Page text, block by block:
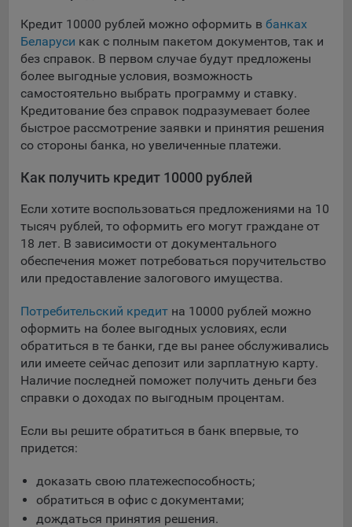
используется для обеспечения корректной работы сайта.
Компании, которой мы поручаем обработку данных для
данной цели:
Сервис хранения информации, предоставляемый
компанией, согласно договора аренды ООО «Рэкун
Рекламные Cookie
Отключение рекламных cookie-файлы не позволит
принимать меры по совершенствованию работы
Сайта, исходя из предпочтений пользователя, а также
осуществлять подбор рекламы, иных рекламных
материалов по наиболее актуальному, подходящему
назначению для каждого конкретного пользователя.
Компании, которым мы поручаем обработку данных для
данной цели:
Яндекса рекламная сеть (Yandex Mobile Ads, ADFOX) -
сервис показа контекстной рекламы. Адрес: Yandex
Europe AG, Werftestrasse 4, CH-6005 Luzern, Switzerland.
предоставляемый компанией Google Ireland Ltd, Gordon
House Barrow Street Dublin 4, D04E5W5 Ireland.
Сохранить мои изменения
Кредит 10000 рублей можно оформить в банках
Беларуси как с полным пакетом документов, так и
без справок. В первом случае будут предложены
более выгодные условия, возможность
самостоятельно выбрать программу и ставку.
Кредитование без справок подразумевает более
быстрое рассмотрение заявки и принятия решения
со стороны банка, но увеличенные платежи.
Как получить кредит 10000 рублей
Если хотите воспользоваться предложениями на 10
тысяч рублей, то оформить его могут граждане от
18 лет. В зависимости от документального
обеспечения может потребоваться поручительство
или предоставление залогового имущества.
Потребительский кредит на 10000 рублей можно
оформить на более выгодных условиях, если
обратиться в те банки, где вы ранее обслуживались
или имеете сейчас депозит или зарплатную карту.
Наличие последней поможет получить деньги без
справки о доходах по выгодным процентам.
Если вы решите обратиться в банк впервые, то
придется:
доказать свою платежеспособность;
обратиться в офис с документами;
дождаться принятия решения.